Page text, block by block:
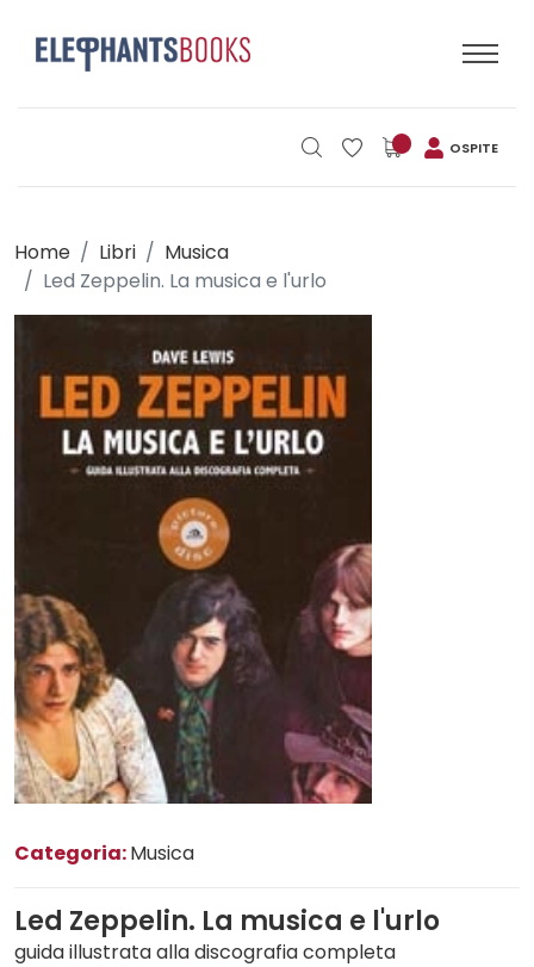
OSPITE
Home Libri
Musica
Led Zeppelin. La musica e l'urlo
Categoria:Musica
Led Zeppelin. La musica e l'urlo
guida illustrata alla discografia completa